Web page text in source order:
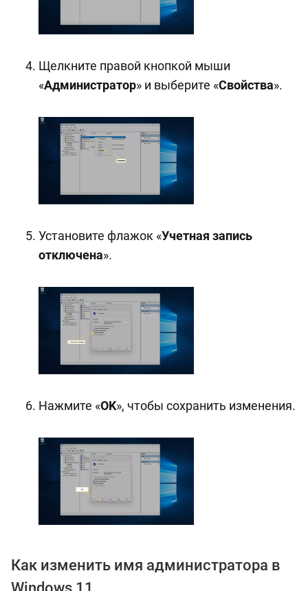
Щелкните правой кнопкой мыши
«Администратор» и выберите «Свойства».
Установите флажок «Учетная запись
отключена».
Нажмите «OK», чтобы сохранить изменения.
Как изменить имя администратора в